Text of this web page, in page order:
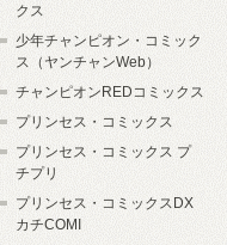
クス
少年チャンピオン・コミック
ス（ヤンチャンWeb）
チャンピオンREDコミックス
プリンセス・コミックス
プリンセス・コミックス プ
チプリ
プリンセス・コミックスDX
カチCOMI